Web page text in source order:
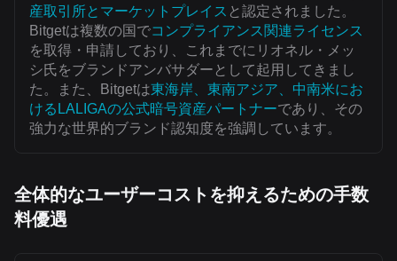
産取引所とマーケットプレイス と認定されました。
Bitgetは複数の国でコンプライアンス関連ライセンス
を取得・申請しており、これまでにリオネル・メッ
シ氏をブランドアンバサダーとして起用してきまし
た。また、Bitgetは東海岸、東南アジア、中南米にお
けるLALIGAの公式暗号資産パートナーであり、その
強力な世界的ブランド認知度を強調しています。
全体的なユーザーコストを抑えるための手数
料優遇